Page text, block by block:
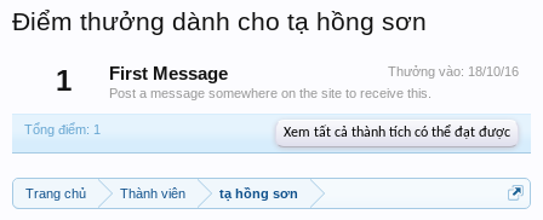
Điểm thưởng dành cho tạ hồng sơn
1 Thưởng vào: 18/10/16
First Message
Post a message somewhere on the site to receive this.
Tổng điểm: 1 Xem tất cả thành tích có thể đạt được
Trang chủ Thành viên tạ hồng sơn